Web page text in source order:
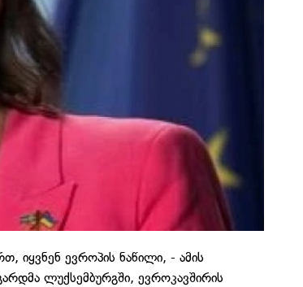
იყვნენ ევროპის ნაწილი, - ამის
ლუქსემბურგში, ევროკავშირის